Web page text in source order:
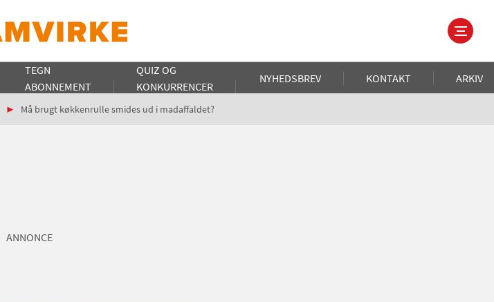
TEGN
ABONNEMENT
QUIZ OG
KONKURRENCER
NYHEDSBREV KONTAKT ARKIV
Må brugt køkkenrulle smides ud i madaffaldet?
ANNONCE